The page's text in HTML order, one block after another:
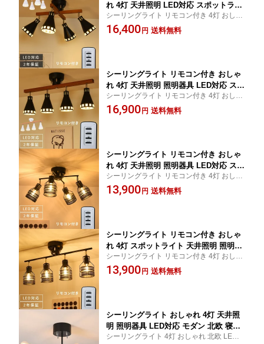
れ 4灯 天井照明 LED対応 スポットライ
ト 照明器具 間接照明 リビング ダイニ
ング ベッドルーム モダン 北欧 寝室 食
シーリングライト リモコン付き 4灯 おしゃ
れ スポットライト 北欧 LED 寝室 モダン 照
明器具 天井照明 リビング ダイニング ベッ
16,400 円 送料無料
シーリングライト リモコン付き おしゃ
れ 4灯 天井照明 照明器具 LED対応 スポ
ットライト モダン 北欧 寝室 リビング
ダイニング ベッドルーム 食卓 居間 シ
シーリングライト リモコン付き 4灯 おしゃ
れ スポットライト 北欧 LED 寝室 モダン 照
明器具 天井照明 リビング ダイニング ベッ
16,900 円 送料無料
シーリングライト リモコン付き おしゃ
れ 4灯 天井照明 照明器具 LED対応 スポ
ットライト モダン 北欧 寝室 リビング
ダイニング ベッドルーム 食卓 居間 シ
シーリングライト リモコン付き 4灯 おしゃ
れ スポットライト 北欧 LED 寝室 モダン 照
明器具 天井照明 リビング ダイニング ベッ
13,900 円 送料無料
シーリングライト リモコン付き おしゃ
れ 4灯 スポットライト 天井照明 照明器
具 LED対応 間接照明 リビング ダイニ
ング モダン 北欧 寝室 食卓 居間 ベッド
シーリングライト リモコン付き 4灯 おしゃ
れ スポットライト 北欧 LED 寝室 モダン 照
明器具 天井照明 リビング ダイニング ベッ
13,900 円 送料無料
シーリングライト おしゃれ 4灯 天井照
明 照明器具 LED対応 モダン 北欧 寝室
リビング ダイニング ペンダントライト
シーリングライト 4灯 おしゃれ 北欧 LED